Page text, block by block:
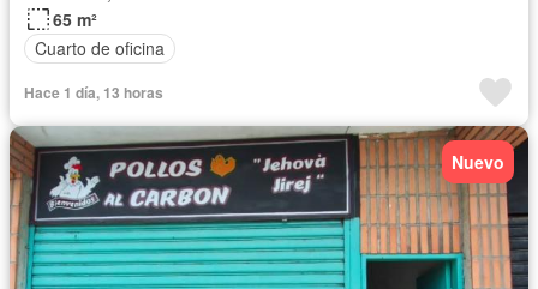
65 m²
Cuarto de oficina
Hace 1 día, 13 horas
Nuevo